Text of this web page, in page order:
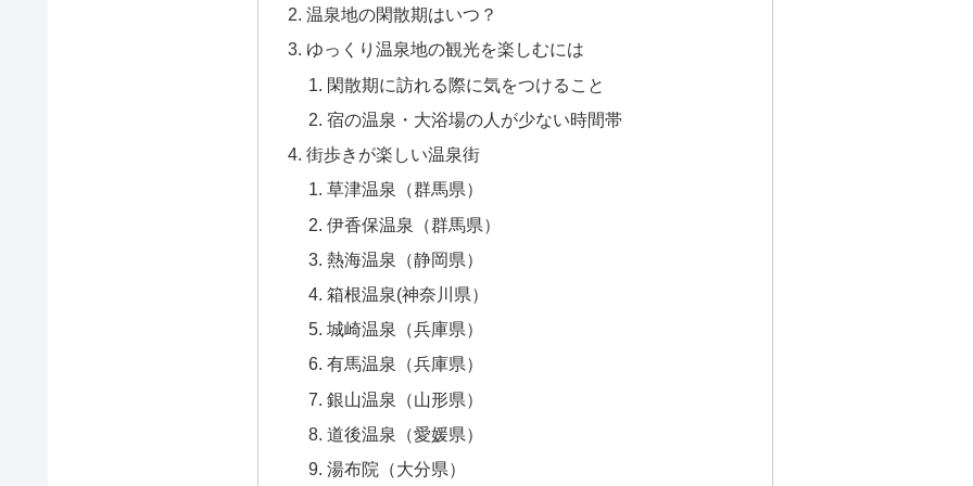
温泉地の閑散期はいつ？
ゆっくり温泉地の観光を楽しむには
閑散期に訪れる際に気をつけること
宿の温泉・大浴場の人が少ない時間帯
街歩きが楽しい温泉街
草津温泉（群馬県）
伊香保温泉（群馬県）
熱海温泉（静岡県）
箱根温泉(神奈川県）
城崎温泉（兵庫県）
有馬温泉（兵庫県）
銀山温泉（山形県）
道後温泉（愛媛県）
湯布院（大分県）